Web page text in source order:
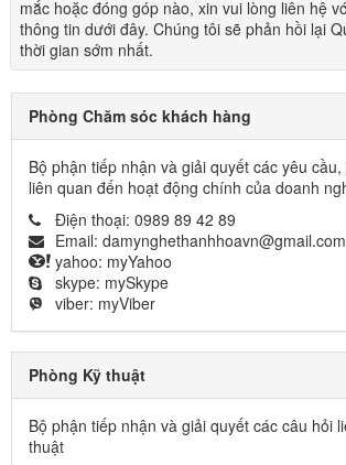
mắc hoặc đóng góp nào, xin vui lòng liên hệ
thông tin dưới đây. Chúng tôi sẽ phản hồi lại
thời gian sớm nhất.
Phòng Chăm sóc khách hàng
Bộ phận tiếp nhận và giải quyết các yêu
liên quan đến hoạt động chính của doanh
Điện thoại: 0989 89 42 89
Email: damynghethanhhoavn@gmail.com
yahoo: myYahoo
skype: mySkype
viber: myViber
Phòng Kỹ thuật
Bộ phận tiếp nhận và giải quyết các câu hỏi
thuật